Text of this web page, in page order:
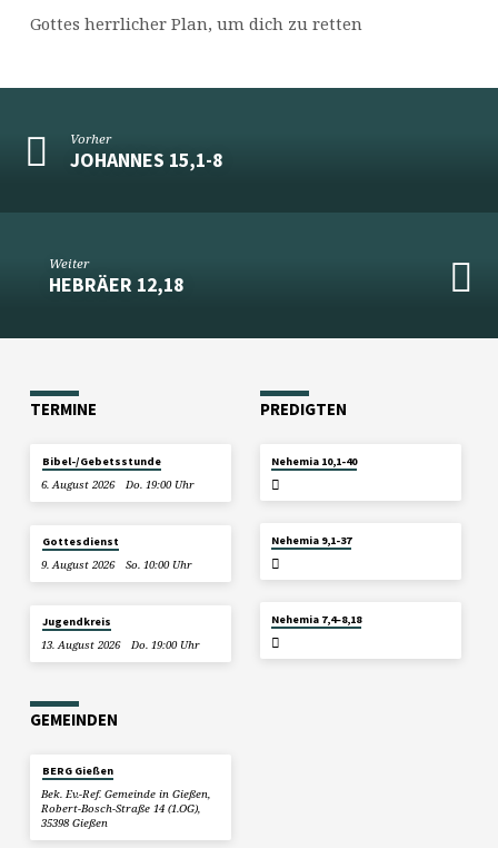
Gottes herrlicher Plan, um dich zu retten
Vorher
JOHANNES 15,1-8
Weiter
HEBRÄER 12,18
TERMINE
Bibel-/Gebetsstunde
6. August 2026
Do. 19:00 Uhr
Gottesdienst
9. August 2026
So. 10:00 Uhr
Jugendkreis
13. August 2026
Do. 19:00 Uhr
PREDIGTEN
2026
Nehemia 10,1-40
Nehemia 9,1-37
Nehemia 7,4–8,18
GEMEINDEN
BERG Gießen
Bek. Ev.-Ref. Gemeinde in Gießen,
Robert-Bosch-Straße 14 (1.OG),
35398 Gießen